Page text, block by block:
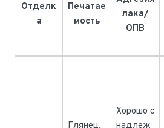
Отделк
а
Печатае
мость
лака/
ОПВ
Глянец,
Хорошо с
надлеж